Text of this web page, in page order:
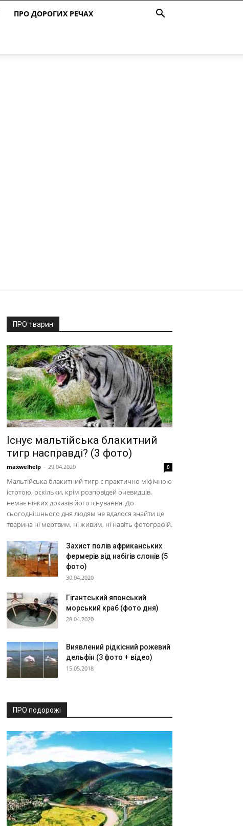
ПРО ДОРОГИХ РЕЧАХ
ПРО тварин
Існує мальтійська блакитний
тигр насправді? (3 фото)
maxwelhelp - 29.04.2020 0
Мальтійська блакитний тигр є практично міфічною
істотою, оскільки, крім розповідей очевидців,
немає ніяких доказів його існування. До
сьогоднішнього дня людям не вдалося знайти це
тварина ні мертвим, ні живим, ні навіть фотографій.
Захист полів африканських
фермерів від набігів слонів (5
фото)
30.04.2020
Гігантський японський
морський краб (фото дня)
28.04.2020
Виявлений рідкісний рожевий
дельфін (3 фото + відео)
15.05.2018
ПРО подорожі